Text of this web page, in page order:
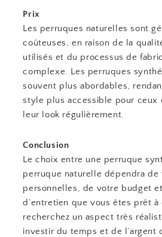
Prix
Les perruques naturelles sont
coûteuses, en raison de la
utilisés et du processus de
complexe. Les perruques
souvent plus abordables,
style plus accessible pour ceux
leur look régulièrement.
Conclusion
Le choix entre une perruque
perruque naturelle dépendra de
personnelles, de votre budget
d’entretien que vous êtes prêt à
recherchez un aspect très
investir du temps et de l’argent